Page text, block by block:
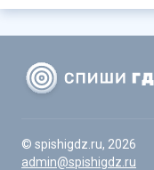
© spishigdz.ru, 2026
admin@spishigdz.ru